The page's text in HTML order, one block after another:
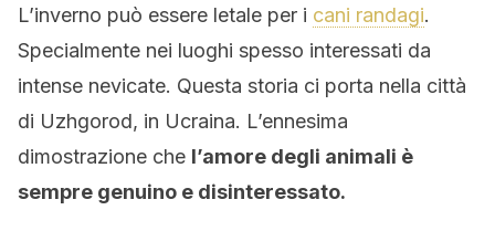
L’inverno può essere letale per i cani randagi.
Specialmente nei luoghi spesso interessati da
intense nevicate. Questa storia ci porta nella città
di Uzhgorod, in Ucraina. L’ennesima
dimostrazione che l’amore degli animali è
sempre genuino e disinteressato.